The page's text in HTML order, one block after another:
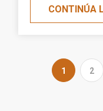
CONTINÚA
1 2